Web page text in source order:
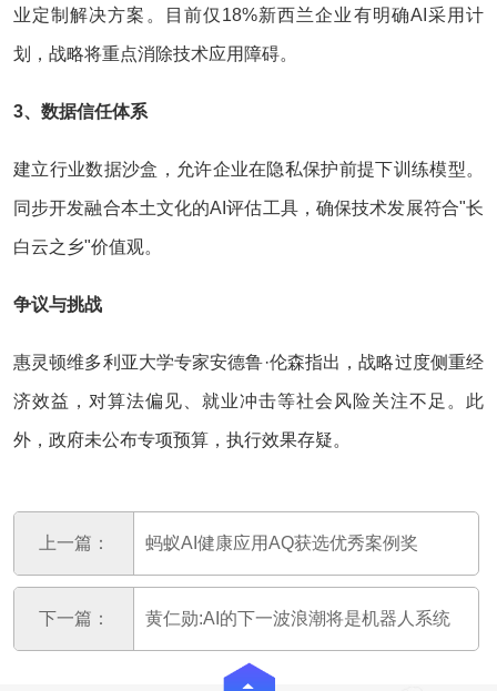
业定制解决方案。目前仅18%新西兰企业有明确AI采用计
划，战略将重点消除技术应用障碍。
3、数据信任体系
建立行业数据沙盒，允许企业在隐私保护前提下训练模型。
同步开发融合本土文化的AI评估工具，确保技术发展符合"长
白云之乡"价值观。
争议与挑战
惠灵顿维多利亚大学专家安德鲁·伦森指出，战略过度侧重经
济效益，对算法偏见、就业冲击等社会风险关注不足。此
外，政府未公布专项预算，执行效果存疑。
上一篇： 蚂蚁AI健康应用AQ获选‌优秀案例奖
下一篇： 黄仁勋:AI的下一波浪潮将是机器人系统